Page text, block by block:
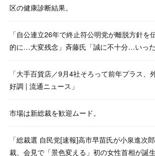
区の健康診断結果。
「自公連立26年で終止符公明党が離脱方針
的に…大変残念」斉藤氏「誠に不十分…いっ
「大手百貨店／9月4社そろって前年プラス、
好調 | 流通ニュース」
市場は新総裁を歓迎ムード。
「総裁選 自民党[速報]高市早苗氏が小泉進次
裁、会見で「景色変える」初の女性首相が誕